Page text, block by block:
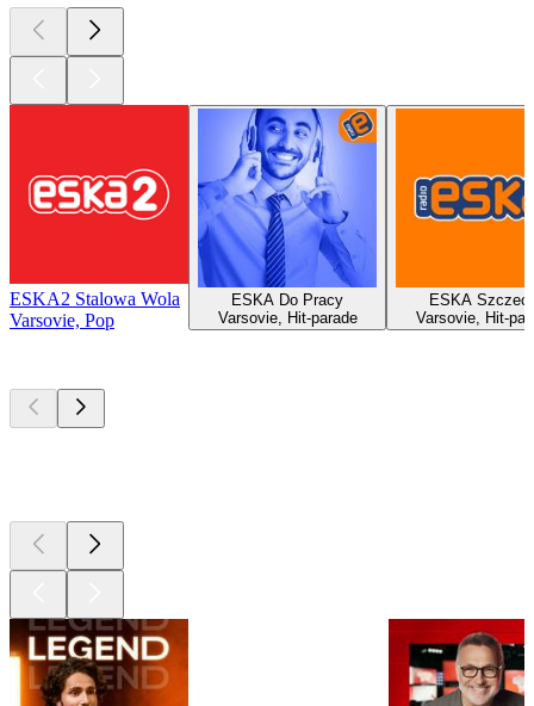
ESKA2 Stalowa Wola
Varsovie, Pop
ESKA Do Pracy
Varsovie, Hit-parade
ESKA
Varsovie, Hit-